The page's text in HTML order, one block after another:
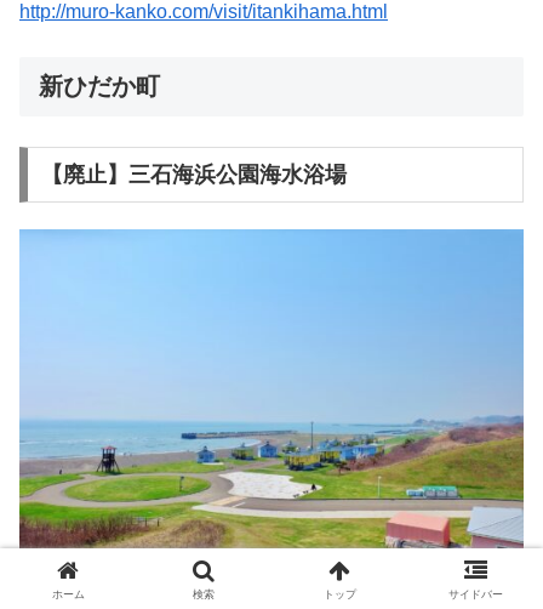
http://muro-kanko.com/visit/itankihama.html
新ひだか町
【廃止】三石海浜公園海水浴場
ホーム 検索 トップ サイドバー